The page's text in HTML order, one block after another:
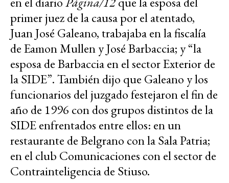
primer juez de la causa por el atentado,
Juan José Galeano, trabajaba en la fiscalía
de Eamon Mullen y José Barbaccia; y “la
esposa de Barbaccia en el sector Exterior de
la SIDE”. También dijo que Galeano y los
funcionarios del juzgado festejaron el fin de
año de 1996 con dos grupos distintos de la
SIDE enfrentados entre ellos: en un
restaurante de Belgrano con la Sala Patria;
en el club Comunicaciones con el sector de
Contrainteligencia de Stiuso.